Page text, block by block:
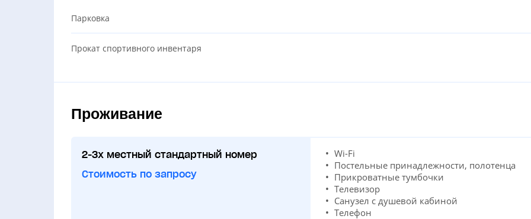
Парковка
Прокат спортивного инвентаря
Проживание
2-3х местный стандартный номер
Стоимость по запросу
Wi-Fi
Постельные принадлежности, полотенца
Прикроватные тумбочки
Телевизор
Санузел с душевой кабиной
Телефон